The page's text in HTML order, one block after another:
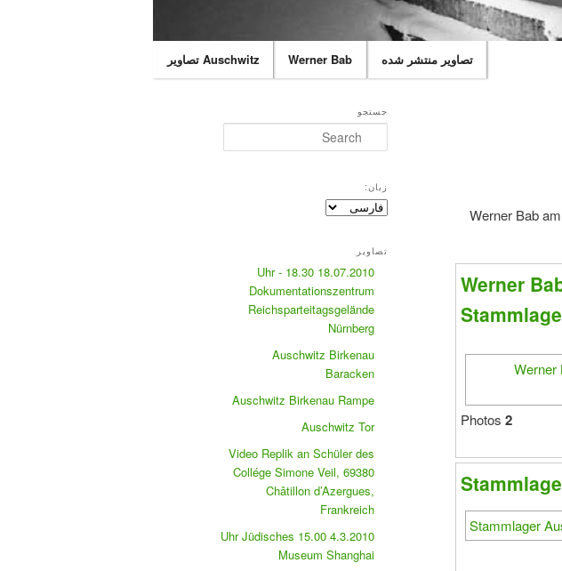
Auschwitz تصاویر Werner Bab تصاویر منتشر شده
Werner Bab
Werner
2
جستجو
Search
زبان:
تصاویر
18.07.2010 18.30 Uhr -
Dokumentationszentrum
Reichsparteitagsgelände
Nürnberg
Auschwitz Birkenau
Baracken
Auschwitz Birkenau Rampe
Auschwitz Tor
Video Replik an Schüler des
Collége Simone Veil, 69380
Châtillon d’Azergues,
Frankreich
4.3.2010 15.00 Uhr Jüdisches
Museum Shanghai